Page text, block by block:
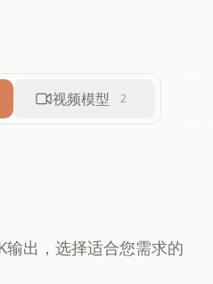
视频模型 2
出，选择适合您需求的